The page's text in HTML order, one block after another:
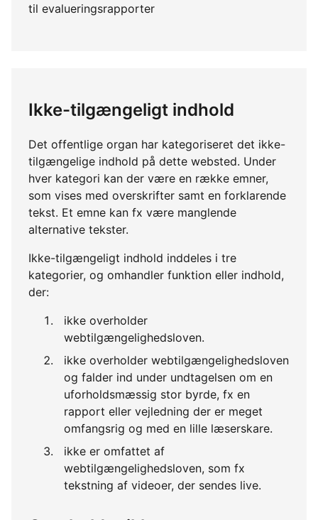
til evalueringsrapporter
Ikke-tilgængeligt indhold
Det offentlige organ har kategoriseret det ikke-
tilgængelige indhold på dette websted. Under
hver kategori kan der være en række emner,
som vises med overskrifter samt en forklarende
tekst. Et emne kan fx være manglende
alternative tekster.
Ikke-tilgængeligt indhold inddeles i tre
kategorier, og omhandler funktion eller indhold,
der:
ikke overholder
webtilgængelighedsloven.
ikke overholder webtilgængelighedsloven
og falder ind under undtagelsen om en
uforholdsmæssig stor byrde, fx en
rapport eller vejledning der er meget
omfangsrig og med en lille læserskare.
ikke er omfattet af
webtilgængelighedsloven, som fx
tekstning af videoer, der sendes live.